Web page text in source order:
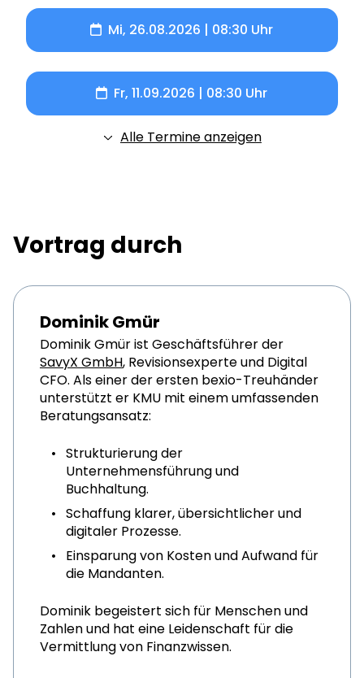
Mi, 26.08.2026 | 08:30 Uhr
Fr, 11.09.2026 | 08:30 Uhr
Alle Termine anzeigen
Vortrag durch
Dominik Gmür
Dominik Gmür ist Geschäftsführer der
SavyX GmbH, Revisionsexperte und Digital
CFO. Als einer der ersten bexio-Treuhänder
unterstützt er KMU mit einem umfassenden
Beratungsansatz:
Strukturierung der
Unternehmensführung und
Buchhaltung.
Schaffung klarer, übersichtlicher und
digitaler Prozesse.
Einsparung von Kosten und Aufwand für
die Mandanten.
Dominik begeistert sich für Menschen und
Zahlen und hat eine Leidenschaft für die
Vermittlung von Finanzwissen.